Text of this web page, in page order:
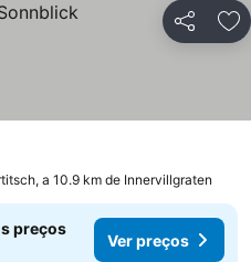
Partilhar
a 10.9 km de Innervillgraten
preços
Ver preços